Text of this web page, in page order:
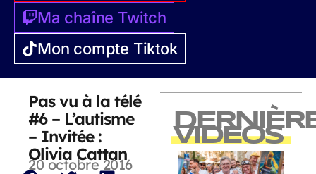
Ma chaîne Twitch
Mon compte Tiktok
Pas vu à la télé
#6 – L’autisme
– Invitée :
Olivia Cattan
20 octobre 2016
VIDEOS